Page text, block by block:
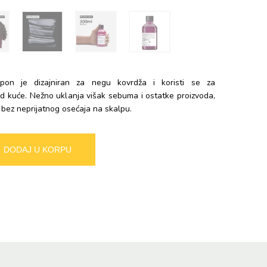
je dizajniran za negu kovrdža i koristi se za
kuće. Nežno uklanja višak sebuma i ostatke proizvoda,
neprijatnog osećaja na skalpu.
DODAJ U KORPU